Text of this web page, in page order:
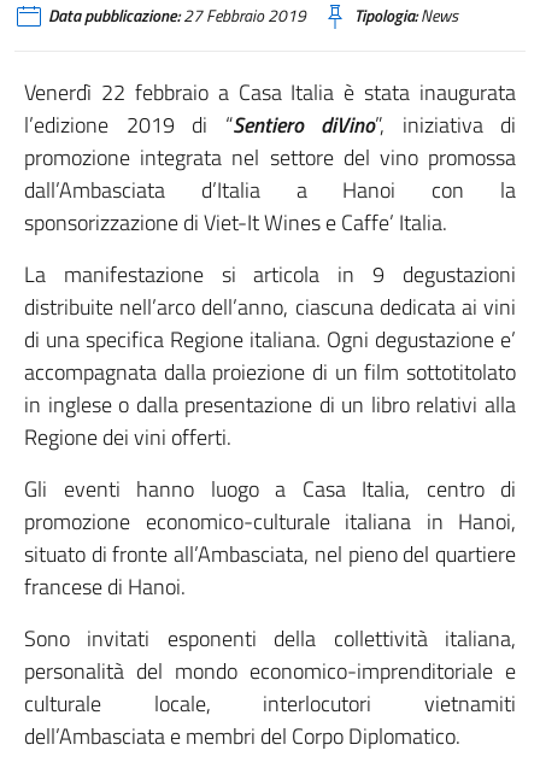
Data pubblicazione:27 Febbraio 2019 Tipologia:News
Venerdì 22 febbraio a Casa Italia è stata inaugurata
l’edizione 2019 di “Sentiero diVino”, iniziativa di
promozione integrata nel settore del vino promossa
dall’Ambasciata d’Italia a Hanoi con la
sponsorizzazione di Viet-It Wines e Caffe’ Italia.
La manifestazione si articola in 9 degustazioni
distribuite nell’arco dell’anno, ciascuna dedicata ai vini
di una specifica Regione italiana. Ogni degustazione e’
accompagnata dalla proiezione di un film sottotitolato
in inglese o dalla presentazione di un libro relativi alla
Regione dei vini offerti.
Gli eventi hanno luogo a Casa Italia, centro di
promozione economico-culturale italiana in Hanoi,
situato di fronte all’Ambasciata, nel pieno del quartiere
francese di Hanoi.
Sono invitati esponenti della collettività italiana,
personalità del mondo economico-imprenditoriale e
culturale locale, interlocutori vietnamiti
dell’Ambasciata e membri del Corpo Diplomatico.